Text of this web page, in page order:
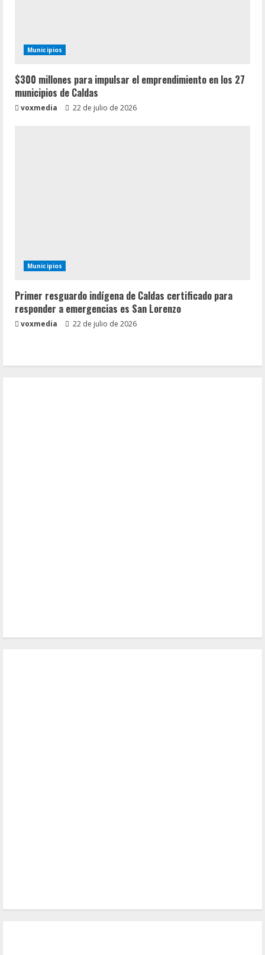
Municipios
$300 millones para impulsar el emprendimiento en los 27
municipios de Caldas
voxmedia 22 de julio de 2026
Municipios
Primer resguardo indígena de Caldas certificado para
responder a emergencias es San Lorenzo
voxmedia 22 de julio de 2026